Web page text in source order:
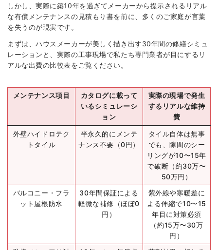
しかし、実際に築10年を過ぎてメーカーから提示されるリアル
な有償メンテナンスの見積もり書を前に、多くのご家庭が言葉
を失うのが現実です。
まずは、ハウスメーカーが美しく描き出す30年間の修繕シミュ
レーションと、実際の工事現場で私たち専門業者が目にするリ
アルな出費の比較表をご覧ください。
メンテナンス項目
カタログに載って
いるシミュレーシ
ョン
実際の現場で発生
するリアルな維持
費
外壁ハイドロテク
トタイル
半永久的にメンテ
ナンス不要（0円）
タイル自体は無事
でも、隙間のシー
リングが10〜15年
で破断（約30万〜
50万円）
バルコニー・フラ
ット屋根防水
30年間保証による
軽微な補修（ほぼ0
円）
紫外線や寒暖差に
よる伸縮で10〜15
年目に対策必須
（約15万〜30万
円）